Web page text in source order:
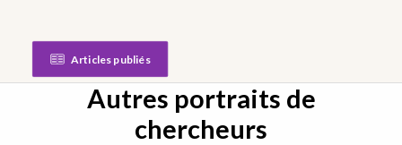
Articles publiés
Autres portraits de
chercheurs